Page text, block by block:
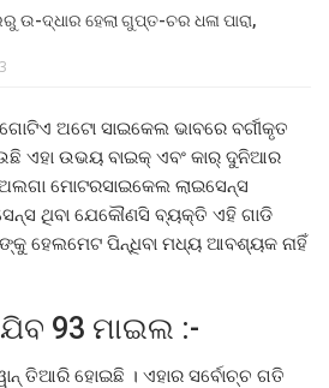
ଉ-ଦ୍ଧାର ହେଲା ଗୁପ୍ତ-ଚର ଧଳା ପାରା,
ଅଟୋ ସାଇକେଲ ଭାବରେ ବର୍ଗୀକୃତ
ଏହା ଉଭୟ ବାଇକ୍ ଏବଂ କାର୍ ଦୁନିଆର
ମୋଟରସାଇକେଲ ଲାଇସେନ୍ସ
ଥିବା ଯେକୌଣସି ବ୍ୟକ୍ତି ଏହି ଗାଡି
ହେଲମେଟ ପିନ୍ଧିବା ମଧ୍ୟ ଆବଶ୍ୟକ ନାହିଁ
ଯିବ 93 ମାଇଲ :-
ତିଆରି ହୋଇଛି । ଏହାର ସର୍ବୋଚ୍ଚ ଗତି